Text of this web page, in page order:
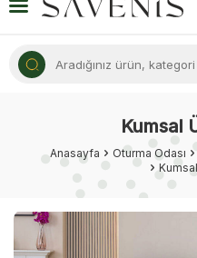
Kumsal
Anasayfa Oturma Odası